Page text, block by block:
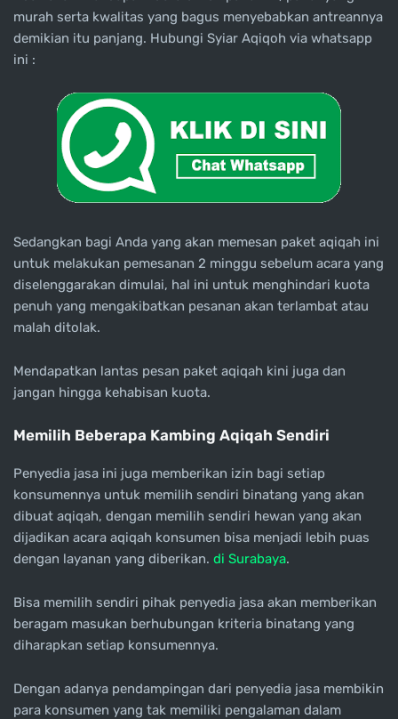
murah serta kwalitas yang bagus menyebabkan antreannya
demikian itu panjang. Hubungi Syiar Aqiqoh via whatsapp
ini :
Sedangkan bagi Anda yang akan memesan paket aqiqah ini
untuk melakukan pemesanan 2 minggu sebelum acara yang
diselenggarakan dimulai, hal ini untuk menghindari kuota
penuh yang mengakibatkan pesanan akan terlambat atau
malah ditolak.
Mendapatkan lantas pesan paket aqiqah kini juga dan
jangan hingga kehabisan kuota.
Memilih Beberapa Kambing Aqiqah Sendiri
Penyedia jasa ini juga memberikan izin bagi setiap
konsumennya untuk memilih sendiri binatang yang akan
dibuat aqiqah, dengan memilih sendiri hewan yang akan
dijadikan acara aqiqah konsumen bisa menjadi lebih puas
dengan layanan yang diberikan. di Surabaya.
Bisa memilih sendiri pihak penyedia jasa akan memberikan
beragam masukan berhubungan kriteria binatang yang
diharapkan setiap konsumennya.
Dengan adanya pendampingan dari penyedia jasa membikin
para konsumen yang tak memiliki pengalaman dalam